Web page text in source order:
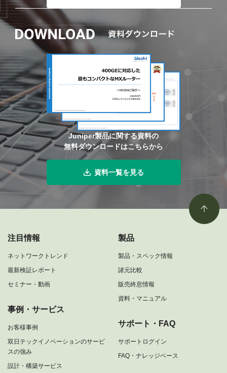
Juniper製品に関する資料の
無料ダウンロードはこちらから
資料一覧を見る
注目情報
ネットワークトレンド
最新検証レポート
セミナー・動画
事例・サービス
お客様事例
双日テックイノベーションのサービ
スの強み
設計・構築サービス
製品
製品・スペック情報
諸元比較
販売終息情報
資料・マニュアル
サポート・FAQ
サポートログイン
FAQ・ナレッジベース